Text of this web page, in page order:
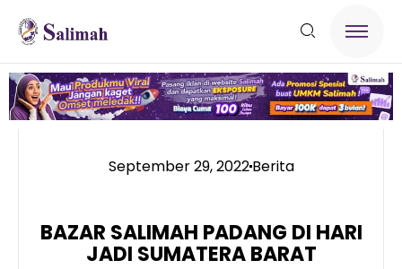
September 29, 2022Berita
BAZAR SALIMAH PADANG DI HARI
JADI SUMATERA BARAT